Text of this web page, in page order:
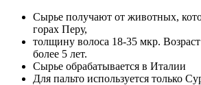
Сырье получают от животных,
горах Перу,
толщину волоса 18-35 мкр.
более 5 лет.
Сырье обрабатывается в Италии
Для пальто используется только